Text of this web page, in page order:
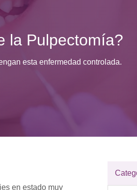
la Pulpectomía?
esta enfermedad controlada.
en estado muy